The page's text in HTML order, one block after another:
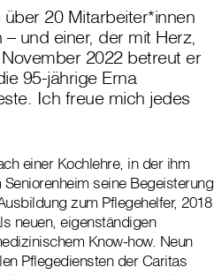
20 Mitarbeiter*innen
und einer, der mit Herz,
2022 betreut er
95-jährige Erna
Ich freue mich jedes
einer Kochlehre, in der ihm
seine Begeisterung
zum Pflegehelfer, 2018
neuen, eigenständigen
Know-how. Neun
Pflegediensten der Caritas